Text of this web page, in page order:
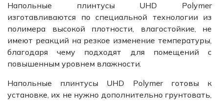
Напольные плинтусы UHD Polymer
изготавливаются по специальной технологии из
полимера высокой плотности, влагостойкие, не
имеют реакций на резкое изменение температуры,
благодаря чему подходят для помещений с
повышенным уровнем влажности.
Напольные плинтусы UHD Polymer готовы к
установке, их не нужно дополнительно грунтовать,